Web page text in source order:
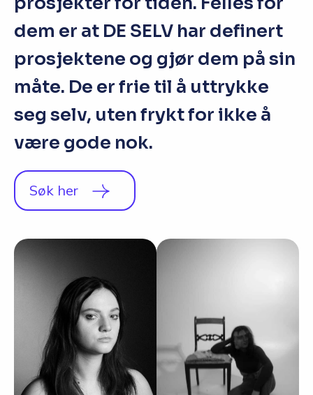
dem er at DE SELV har definert
prosjektene og gjør dem på sin
måte. De er frie til å uttrykke
seg selv, uten frykt for ikke å
være gode nok.
Søk her